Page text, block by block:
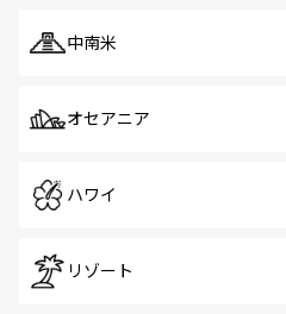
中南米
オセアニア
ハワイ
リゾート